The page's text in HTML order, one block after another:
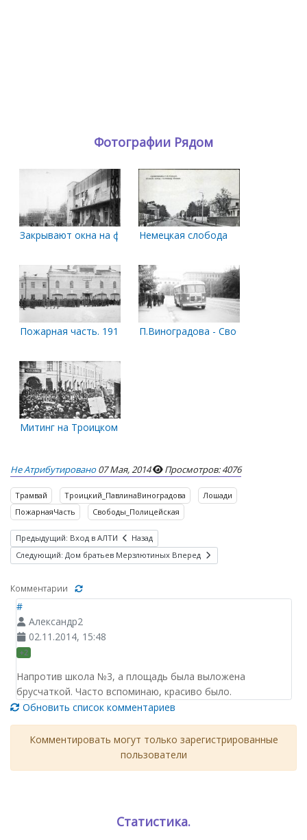
Фотографии Рядом
Закрывают окна на филармонииНемецкая слобода
Пожарная часть. 1919 годП.Виноградова - Свободы. Конец
Митинг на Троицком. 1927 год
Не Атрибутировано 07 Мая, 2014 Просмотров: 4076
Трамвай Троицкий_ПавлинаВиноградова
Лошади
ПожарнаяЧасть
Свободы_Полицейская
Предыдущий: Вход в АЛТИ
Назад
Следующий: Дом братьев Мерзлютиных Вперед
Комментарии
#
Александр2
02.11.2014, 15:48
+2
Напротив школа №3, а площадь была выложена
брусчаткой. Часто вспоминаю, красиво было.
Обновить список комментариев
Комментировать могут только зарегистрированные
пользователи
Статистика.